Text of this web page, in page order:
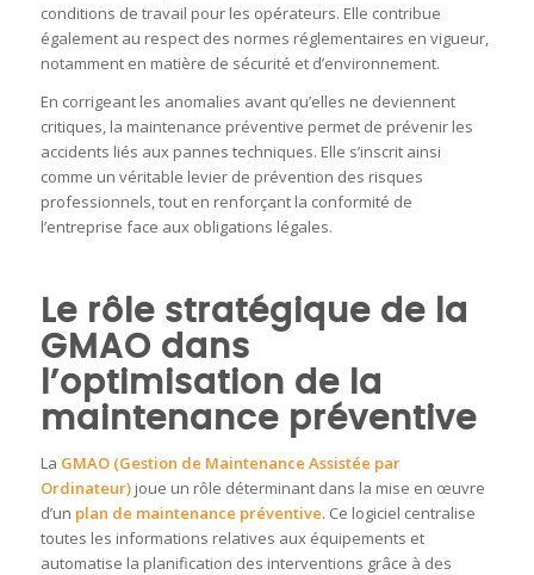
conditions de travail pour les opérateurs. Elle contribue
également au respect des normes réglementaires en vigueur,
notamment en matière de sécurité et d’environnement.
En corrigeant les anomalies avant qu’elles ne deviennent
critiques, la maintenance préventive permet de prévenir les
accidents liés aux pannes techniques. Elle s’inscrit ainsi
comme un véritable levier de prévention des risques
professionnels, tout en renforçant la conformité de
l’entreprise face aux obligations légales.
Le rôle stratégique de la
GMAO dans
l’optimisation de la
maintenance préventive
La GMAO (Gestion de Maintenance Assistée par
Ordinateur)joue un rôle déterminant dans la mise en œuvre
d’un plan de maintenance préventive. Ce logiciel centralise
toutes les informations relatives aux équipements et
automatise la planification des interventions grâce à des